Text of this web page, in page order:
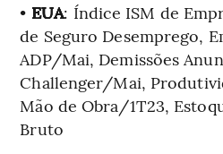
• EUA: Índice ISM de
de Seguro Desemprego,
ADP/Mai, Demissões
Challenger/Mai,
Mão de Obra/1T23,
Bruto